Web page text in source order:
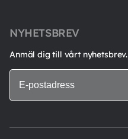
NYHETSBREV
Anmäl dig till vårt nyhetsbrev.